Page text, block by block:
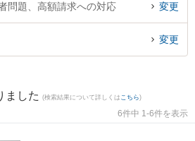
弁護士を検索したい』『初回相談無料で高額請
井市内の弁護士に相談予約したい』などでお困
問題、高額請求への対応 変更
変更
ました (検索結果について詳しくは こちら)
6件中 1-6件を表示